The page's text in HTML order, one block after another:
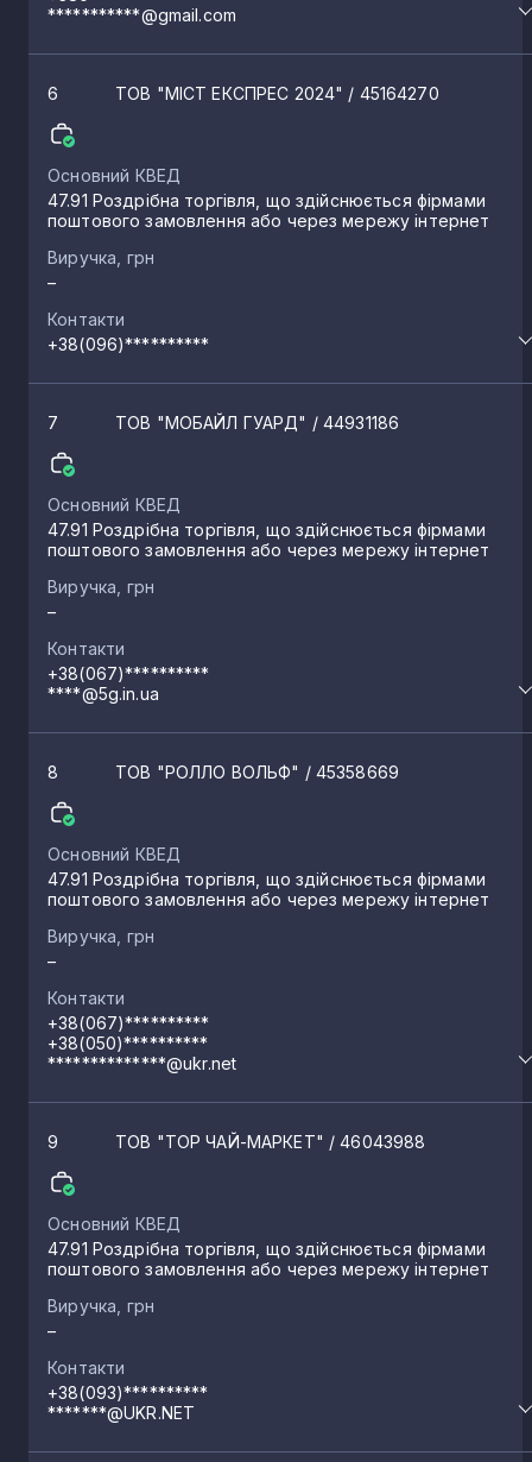
***********@gmail.com
6 ТОВ "МІСТ ЕКСПРЕС 2024" / 45164270
Основний КВЕД
47.91 Роздрібна торгівля, що здійснюється фірмами
поштового замовлення або через мережу інтернет
Виручка, грн
–
Контакти
+38(096)**********
7 ТОВ "МОБАЙЛ ГУАРД" / 44931186
Основний КВЕД
47.91 Роздрібна торгівля, що здійснюється фірмами
поштового замовлення або через мережу інтернет
Виручка, грн
–
Контакти
+38(067)**********
****@5g.in.ua
8 ТОВ "РОЛЛО ВОЛЬФ" / 45358669
Основний КВЕД
47.91 Роздрібна торгівля, що здійснюється фірмами
поштового замовлення або через мережу інтернет
Виручка, грн
–
Контакти
+38(067)**********
+38(050)**********
**************@ukr.net
9 ТОВ "ТОР ЧАЙ-МАРКЕТ" / 46043988
Основний КВЕД
47.91 Роздрібна торгівля, що здійснюється фірмами
поштового замовлення або через мережу інтернет
Виручка, грн
–
Контакти
+38(093)**********
*******@UKR.NET